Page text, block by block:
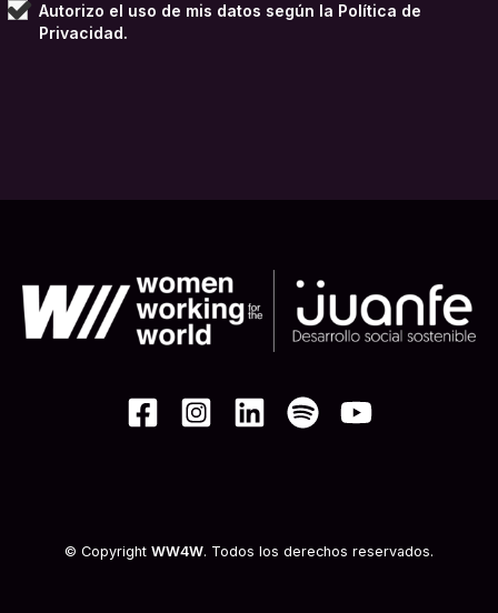
Autorizo el uso de mis datos según la Política de
Privacidad.
© Copyright WW4W. Todos los derechos reservados.